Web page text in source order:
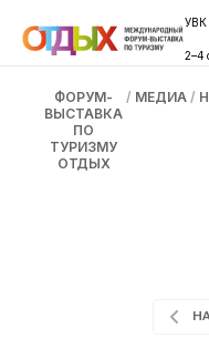
УВК
2–4
ФОРУМ-
ВЫСТАВКА
ПО
ТУРИЗМУ
ОТДЫХ
/ МЕДИА /